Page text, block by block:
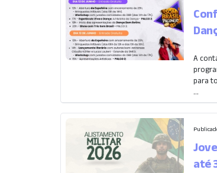
A
para
...
até